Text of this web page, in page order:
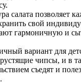
салата позволяет
свой
гармоничную и
вариант для
чипсы, и в
съедят и